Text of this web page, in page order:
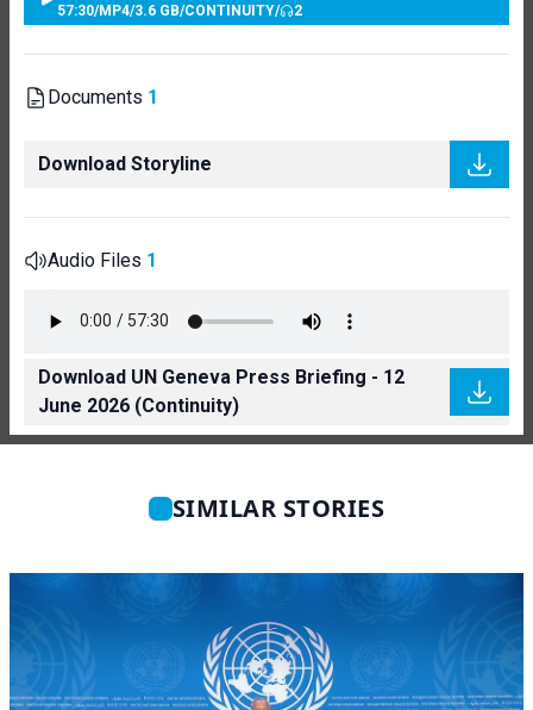
57:30/MP4/3.6 GB/CONTINUITY/ 2
Documents 1
Download Storyline
Audio Files 1
Download UN Geneva Press Briefing - 12
June 2026 (Continuity)
SIMILAR STORIES